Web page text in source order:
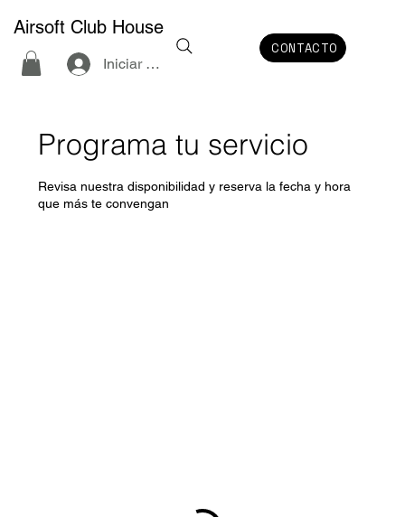
Airsoft Club House
CONTACTO
Iniciar sesión
Programa tu servicio
Revisa nuestra disponibilidad y reserva la fecha y hora
que más te convengan